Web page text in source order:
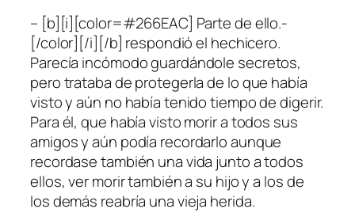
– [b][i][color=#266EAC] Parte de ello.-
[/color][/i][/b] respondió el hechicero.
Parecía incómodo guardándole secretos,
pero trataba de protegerla de lo que había
visto y aún no había tenido tiempo de digerir.
Para él, que había visto morir a todos sus
amigos y aún podía recordarlo aunque
recordase también una vida junto a todos
ellos, ver morir también a su hijo y a los de
los demás reabría una vieja herida.